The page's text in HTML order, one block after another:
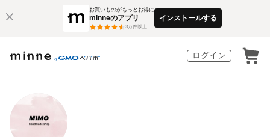
お買いものがもっとお得に
minneのアプリ
3万件以上
インストールする
ログイン